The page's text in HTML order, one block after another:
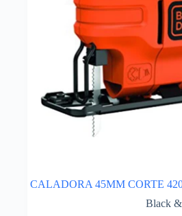
CALADORA 45MM CORTE
Black